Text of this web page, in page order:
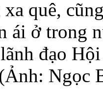
quê,
ái ở trong
đạo
Ngọc